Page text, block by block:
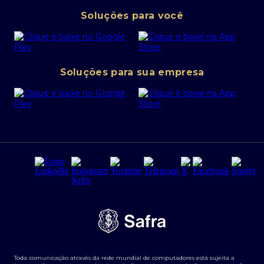
Canal de denúncias
Política de Segurança Cibernética
Portal da Privacidade
PRSAC
Regras e Parâmetros de Atuação Banco Safra
Segurança da Informação
Tarifas e serviços Pessoa Física
Transparência de remuneração
Abra sua conta PJ
SafraPay
Cartão Safra Empresas
Empréstimo e financiamentos PJ
Derivativos
Agronegócios
Soluções para você
Soluções para sua empresa
Toda comunicação através da rede mundial de computadores está sujeita a